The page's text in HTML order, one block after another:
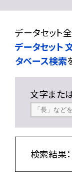
データセット
データセット
タベース検索
文字または
検索結果：